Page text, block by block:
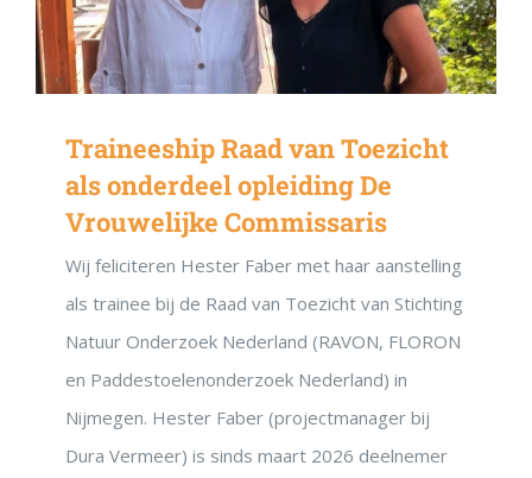
Traineeship Raad van Toezicht
als onderdeel opleiding De
Vrouwelijke Commissaris
Wij feliciteren Hester Faber met haar aanstelling
als trainee bij de Raad van Toezicht van Stichting
Natuur Onderzoek Nederland (RAVON, FLORON
en Paddestoelenonderzoek Nederland) in
Nijmegen. Hester Faber (projectmanager bij
Dura Vermeer) is sinds maart 2026 deelnemer